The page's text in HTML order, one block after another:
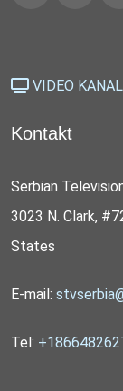
VIDEO KANAL
Kontakt
Serbian
3023 N. Clark,
States
E-mail:
Tel: